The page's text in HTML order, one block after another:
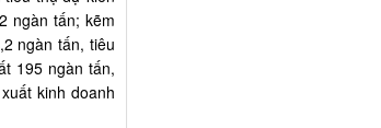
ngàn tấn; kẽm
ngàn tấn, tiêu
195 ngàn tấn,
kinh doanh